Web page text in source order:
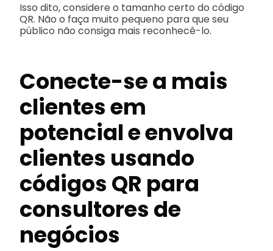
Isso dito, considere o tamanho certo do código
QR. Não o faça muito pequeno para que seu
público não consiga mais reconhecê-lo.
Conecte-se a mais
clientes em
potencial e envolva
clientes usando
códigos QR para
consultores de
negócios